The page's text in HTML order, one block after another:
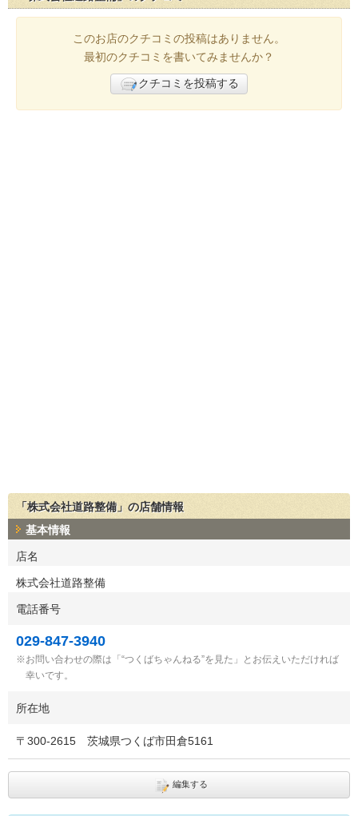
このお店のクチコミの投稿はありません。
最初のクチコミを書いてみませんか？
クチコミを投稿する
「株式会社道路整備」の店舗情報
基本情報
店名
株式会社道路整備
電話番号
029-847-3940
お問い合わせの際は「“つくばちゃんねる”を見た」とお伝えいただければ
幸いです。
所在地
〒 300-2615 茨城県つくば市田倉5161
編集する